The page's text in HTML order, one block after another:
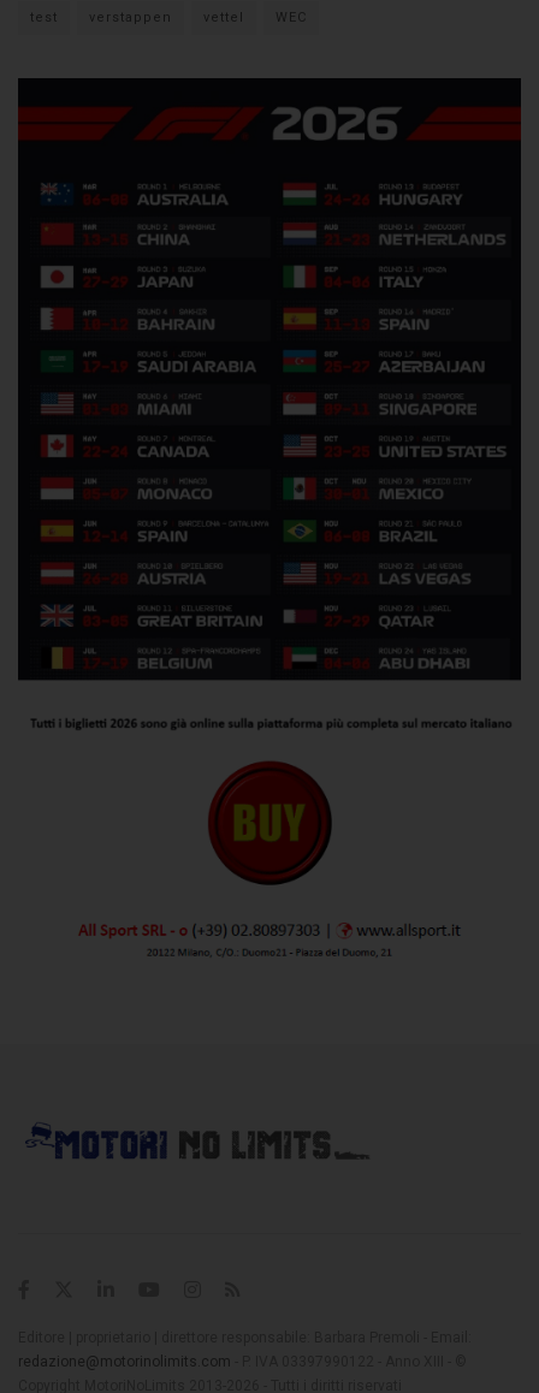
test verstappen vettel WEC
redazione@motorinolimits.com